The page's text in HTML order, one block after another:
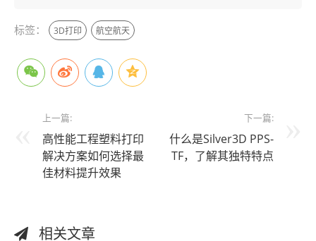
标签： 3D打印 航空航天
上一篇:
高性能工程塑料打印
解决方案如何选择最
佳材料提升效果
下一篇:
什么是Silver3D PPS-
TF，了解其独特特点
相关文章